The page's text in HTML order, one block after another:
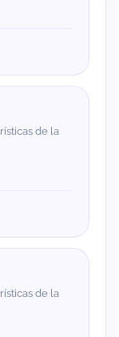
de la
de la